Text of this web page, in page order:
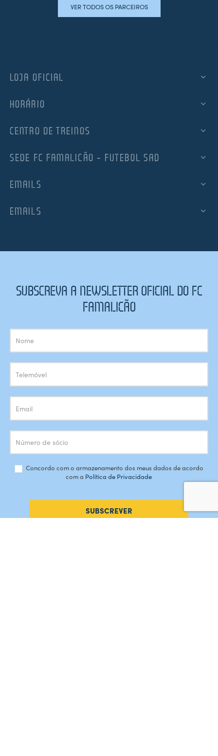
VER TODOS OS PARCEIROS
LOJA OFICIAL
HORÁRIO
CENTRO DE TREINOS
SEDE FC FAMALICÃO – FUTEBOL SAD
EMAILS
EMAILS
SUBSCREVA A NEWSLETTER OFICIAL DO FC
FAMALICÃO
Subscrição
Newsletter
Concordo com o armazenamento dos meus dados de acordo
com a Política de Privacidade
SUBSCREVER